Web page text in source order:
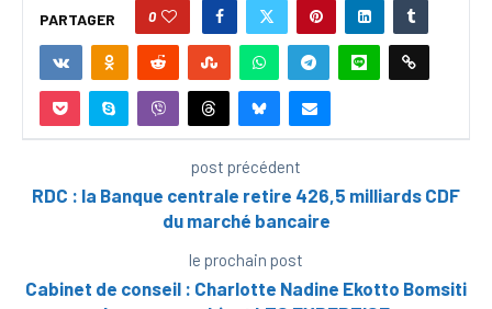
PARTAGER 0
post précédent
RDC : la Banque centrale retire 426,5 milliards CDF
du marché bancaire
le prochain post
Cabinet de conseil : Charlotte Nadine Ekotto Bomsiti